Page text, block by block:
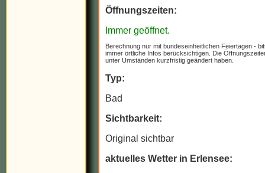
Öffnungszeiten:
Immer geöffnet.
Berechnung nur mit bundeseinheitlichen Feiertagen -
immer örtliche Infos berücksichtigen. Die
unter Umständen kurzfristig geändert haben.
Typ:
Bad
Sichtbarkeit:
Original sichtbar
aktuelles Wetter in Erlensee: